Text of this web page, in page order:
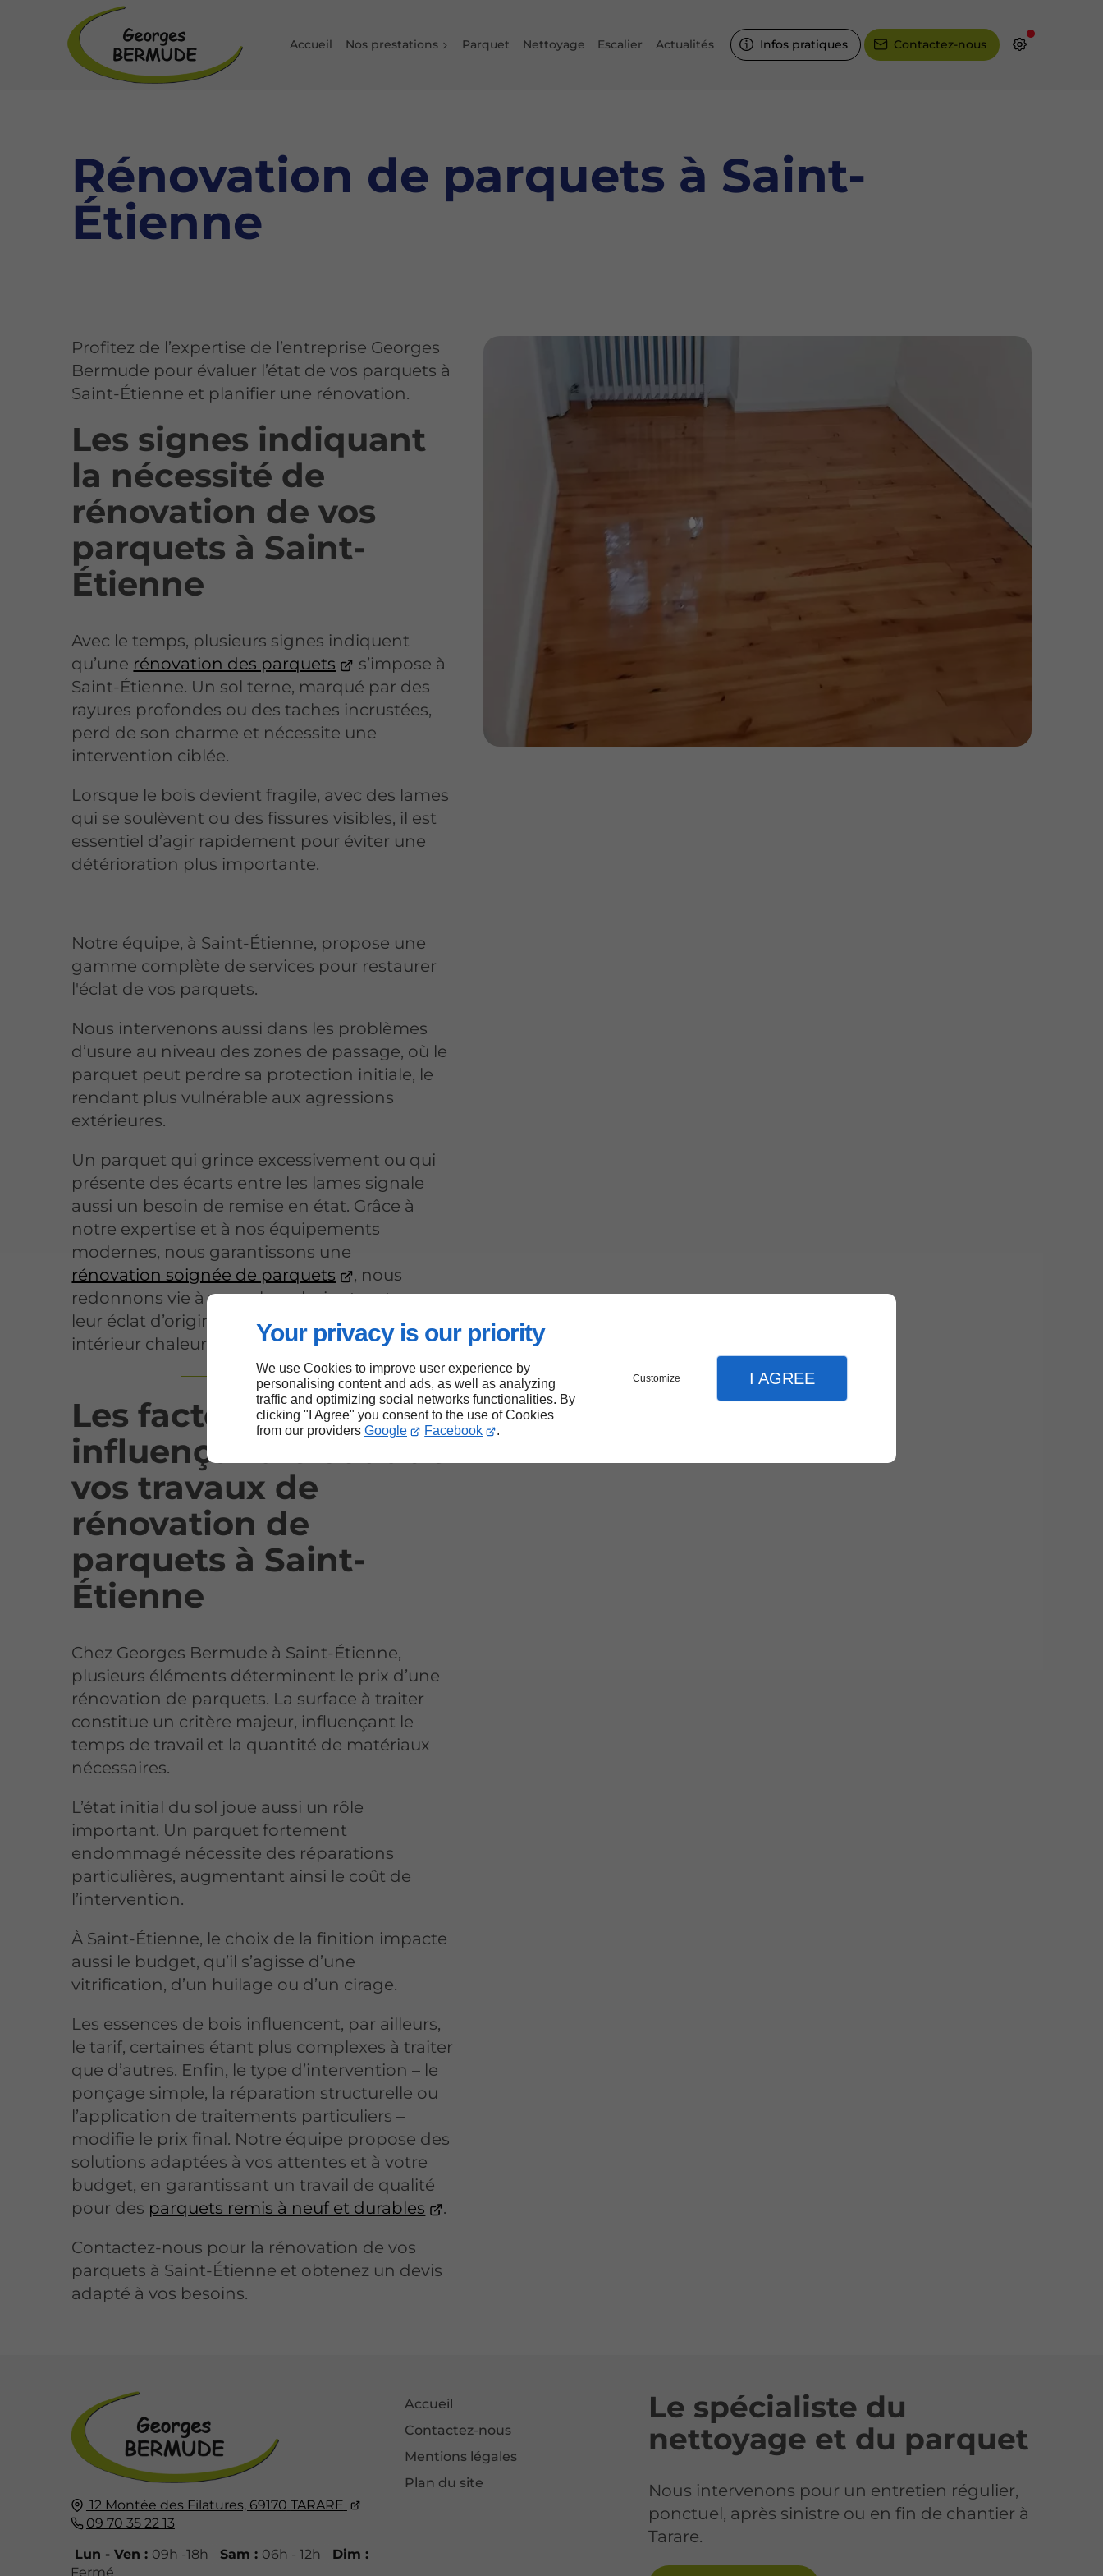
Your privacy is our priority
We use Cookies to improve user experience by
personalising content and ads, as well as analyzing
traffic and optimizing social networks functionalities. By
clicking "I Agree" you consent to the use of Cookies
from our providers Google Facebook .
Customize I AGREE
Accueil Nos prestations Parquet Nettoyage Escalier Actualités Infos pratiques Contactez-nous
Rénovation de parquets à Saint-
Étienne
Profitez de l’expertise de l’entreprise Georges
Bermude pour évaluer l’état de vos parquets à
Saint-Étienne et planifier une rénovation.
Les signes indiquant
la nécessité de
rénovation de vos
parquets à Saint-
Étienne
Avec le temps, plusieurs signes indiquent
qu’une rénovation des parquets
s’impose à
Saint-Étienne. Un sol terne, marqué par des
rayures profondes ou des taches incrustées,
perd de son charme et nécessite une
intervention ciblée.
Lorsque le bois devient fragile, avec des lames
qui se soulèvent ou des fissures visibles, il est
essentiel d’agir rapidement pour éviter une
détérioration plus importante.
Notre équipe, à Saint-Étienne, propose une
gamme complète de services pour restaurer
l'éclat de vos parquets.
Nous intervenons aussi dans les problèmes
d’usure au niveau des zones de passage, où le
parquet peut perdre sa protection initiale, le
rendant plus vulnérable aux agressions
extérieures.
Un parquet qui grince excessivement ou qui
présente des écarts entre les lames signale
aussi un besoin de remise en état. Grâce à
notre expertise et à nos équipements
modernes, nous garantissons une
rénovation soignée de parquets
, nous
redonnons vie à vos sols en bois et restaurons
leur éclat d’origine, garantissant ainsi un
intérieur chaleureux et harmonieux.
Les facteurs
influençant le coût de
vos travaux de
rénovation de
parquets à Saint-
Étienne
Chez Georges Bermude à Saint-Étienne,
plusieurs éléments déterminent le prix d’une
rénovation de parquets. La surface à traiter
constitue un critère majeur, influençant le
temps de travail et la quantité de matériaux
nécessaires.
L’état initial du sol joue aussi un rôle
important. Un parquet fortement
endommagé nécessite des réparations
particulières, augmentant ainsi le coût de
l’intervention.
À Saint-Étienne, le choix de la finition impacte
aussi le budget, qu’il s’agisse d’une
vitrification, d’un huilage ou d’un cirage.
Les essences de bois influencent, par ailleurs,
le tarif, certaines étant plus complexes à traiter
que d’autres. Enfin, le type d’intervention – le
ponçage simple, la réparation structurelle ou
l’application de traitements particuliers –
modifie le prix final. Notre équipe propose des
solutions adaptées à vos attentes et à votre
budget, en garantissant un travail de qualité
pour des parquets remis à neuf et durables
.
Contactez-nous pour la rénovation de vos
parquets à Saint-Étienne et obtenez un devis
adapté à vos besoins.
12 Montée des Filatures, 69170 TARARE
09 70 35 22 13
Lun - Ven : 09h -18h Sam : 06h - 12h
Dim :
Fermé
Accueil
Contactez-nous
Mentions légales
Plan du site
Le spécialiste du
nettoyage et du parquet
Nous intervenons pour un entretien régulier,
ponctuel, après sinistre ou en fin de chantier à
Tarare.